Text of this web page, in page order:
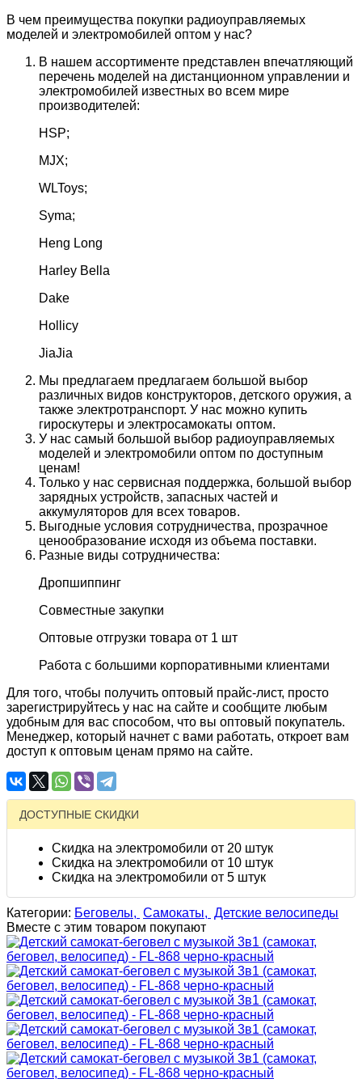
В чем преимущества покупки радиоуправляемых
моделей и электромобилей оптом у нас?
В нашем ассортименте представлен впечатляющий
перечень моделей на дистанционном управлении и
электромобилей известных во всем мире
производителей:
HSP;
MJX;
WLToys;
Syma;
Heng Long
Harley Bella
Dake
Hollicy
JiaJia
Мы предлагаем предлагаем большой выбор
различных видов конструкторов, детского оружия, а
также электротранспорт. У нас можно купить
гироскутеры и электросамокаты оптом.
У нас самый большой выбор радиоуправляемых
моделей и электромобили оптом по доступным
ценам!
Только у нас сервисная поддержка, большой выбор
зарядных устройств, запасных частей и
аккумуляторов для всех товаров.
Выгодные условия сотрудничества, прозрачное
ценообразование исходя из объема поставки.
Разные виды сотрудничества:
Дропшиппинг
Совместные закупки
Оптовые отгрузки товара от 1 шт
Работа с большими корпоративными клиентами
Для того, чтобы получить оптовый прайс-лист, просто
зарегистрируйтесь у нас на сайте и сообщите любым
удобным для вас способом, что вы оптовый покупатель.
Менеджер, который начнет с вами работать, откроет вам
доступ к оптовым ценам прямо на сайте.
ДОСТУПНЫЕ СКИДКИ
Скидка на электромобили от 20 штук
Скидка на электромобили от 10 штук
Скидка на электромобили от 5 штук
Категории: Беговелы, Самокаты, Детские велосипеды
Вместе с этим товаром покупают